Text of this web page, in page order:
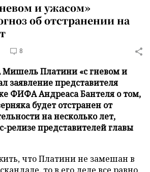
и ужасом»
об отстранении на
8
Платини «с гневом и
заявление представителя
ФИФА Андреаса Бантеля о том,
будет отстранен от
на несколько лет,
релизе представителей главы
что Платини не замешан в